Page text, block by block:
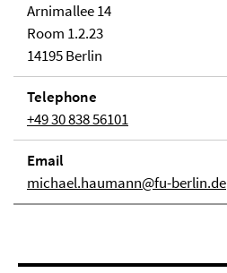
Arnimallee 14
Room 1.2.23
14195 Berlin
Telephone
+49 30 838 56101
Email
michael.haumann@fu-berlin.de